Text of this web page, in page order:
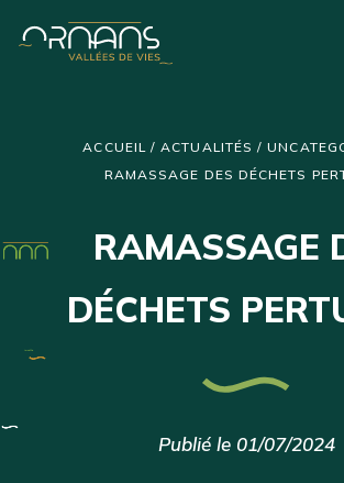
ACCUEIL/ACTUALITÉS /
RAMASSAGE DES DÉCHETS
RAMASSAGE
DÉCHETS
Publié le 01/07/2024